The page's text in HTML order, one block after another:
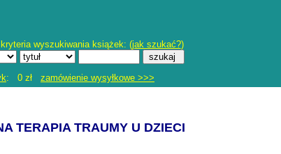
kryteria wyszukiwania książek: (jak szukać?)
: 0 zł zamówienie wysyłkowe >>>
TERAPIA TRAUMY U DZIECI